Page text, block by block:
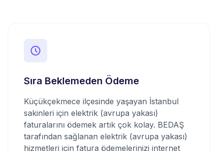
Sıra Beklemeden Ödeme
Küçükçekmece ilçesinde yaşayan İstanbul
sakinleri için elektrik (avrupa yakası)
faturalarını ödemek artık çok kolay. BEDAŞ
tarafından sağlanan elektrik (avrupa yakası)
hizmetleri için fatura ödemelerinizi internet